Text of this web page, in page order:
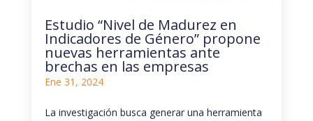
Estudio “Nivel de Madurez en
Indicadores de Género” propone
nuevas herramientas ante
brechas en las empresas
Ene 31, 2024
La investigación busca generar una herramienta